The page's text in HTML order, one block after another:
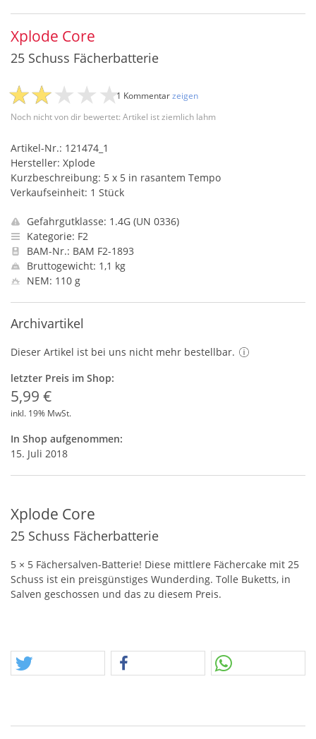
Xplode Core
25 Schuss Fächerbatterie
Noch nicht von dir bewertet: Artikel ist ziemlich lahm
1 Kommentarzeigen
Artikel-Nr.: 121474_1
Hersteller: Xplode
Kurzbeschreibung: 5 x 5 in rasantem Tempo
Verkaufseinheit: 1 Stück
Gefahrgutklasse: 1.4G (UN 0336)
Kategorie: F2
BAM-Nr.: BAM F2-1893
Bruttogewicht: 1,1 kg
NEM: 110 g
Archivartikel
Dieser Artikel ist bei uns nicht mehr bestellbar.
letzter Preis im Shop:
5,99 €
inkl. 19% MwSt.
In Shop aufgenommen:
15. Juli 2018
Xplode Core
25 Schuss Fächerbatterie
5 × 5 Fächersalven-Batterie! Diese mittlere Fächercake mit 25
Schuss ist ein preisgünstiges Wunderding. Tolle Buketts, in
Salven geschossen und das zu diesem Preis.